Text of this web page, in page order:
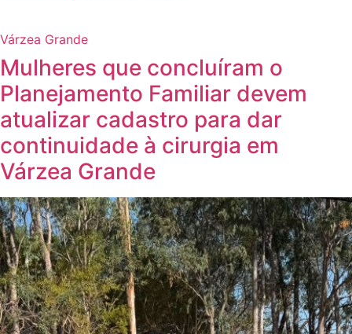
Várzea Grande
Mulheres que concluíram o
Planejamento Familiar devem
atualizar cadastro para dar
continuidade à cirurgia em
Várzea Grande